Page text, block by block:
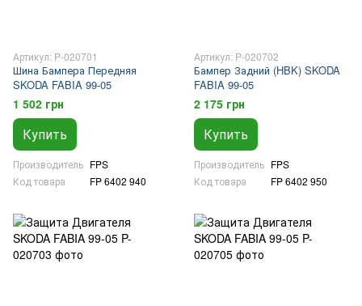
Артикул: P-020701
Шина Бампера Передняя
SKODA FABIA 99-05
1 502 грн
Купить
Производитель FPS
Код товара
FP 6402 940
Артикул: P-020702
Бампер Задний (HBK) SKODA
FABIA 99-05
2 175 грн
Купить
Производитель FPS
Код товара
FP 6402 950